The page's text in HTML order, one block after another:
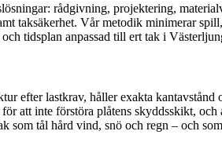
rådgivning, projektering,
taksäkerhet. Vår metodik minimerar
tidsplan anpassad till ert tak i
efter lastkrav, håller exakta kantavstånd
att inte förstöra plåtens skyddsskikt,
som tål hård vind, snö och regn – och